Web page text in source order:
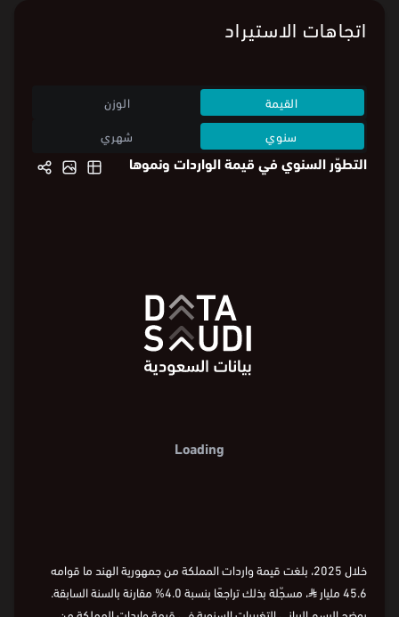
اتجاهات الاستيراد
القيمة
الوزن
سنوي
شهري
التطوّر السنوي في قيمة الواردات ونموها
Loading
خلال 2025، بلغت قيمة واردات المملكة من جمهورية الهند ما قوامه
45.6 مليار
⃁، مسجّلة بذلك تراجعًا بنسبة 4.0% مقارنة بالسنة السابقة.